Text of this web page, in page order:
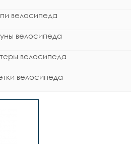
велосипеда
велосипеда
велосипеда
велосипеда